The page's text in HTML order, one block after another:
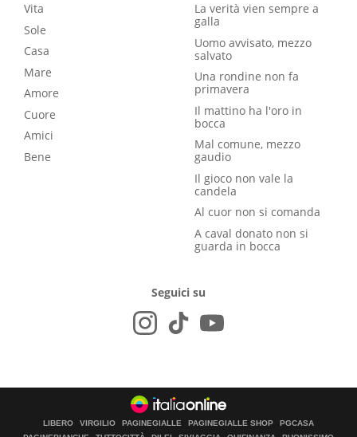
Vita
Sole
Casa
Mare
Amore
Cuore
Amici
Bene
La verità vien sempre a
galla
Uomo avvisato, mezzo
salvato
Una rondine non fa
primavera
Il mattino ha l'oro in
bocca
Mal comune, mezzo
gaudio
Il gioco non vale la
candela
Al cuor non si comanda
A caval donato non si
guarda in bocca
Seguici su
LIBERO VIRGILIO PAGINEGIALLE PAGINEGIALLE SHOP
PGCASA